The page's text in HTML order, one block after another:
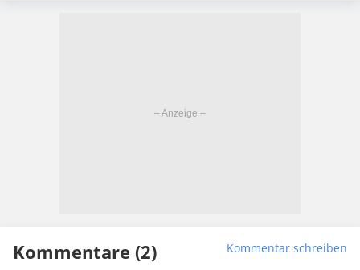
Kommentare (2) Kommentar schreiben